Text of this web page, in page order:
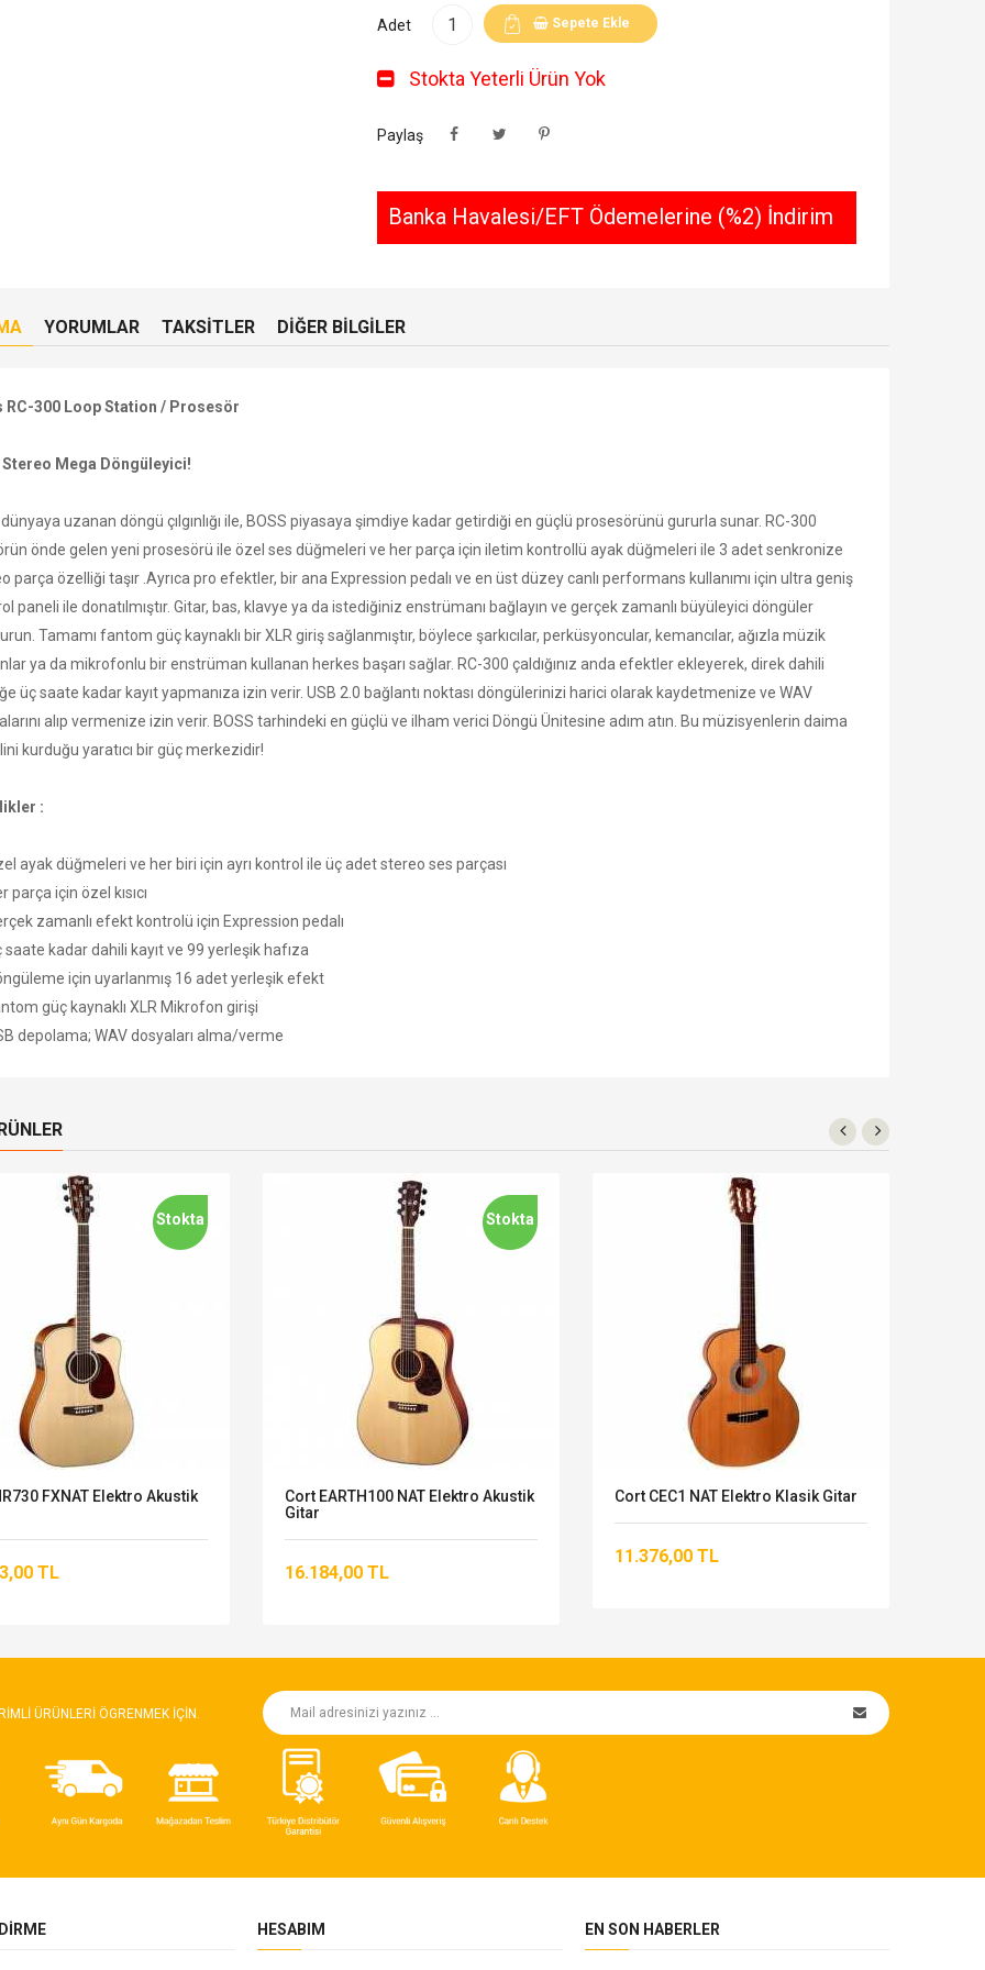
Adet Sepete Ekle
Stokta Yeterli Ürün Yok
Paylaş
Banka Havalesi/EFT Ödemelerine (%2) İndirim
YORUMLAR TAKSITLER DIĞER BILGILER
RC-300 Loop Station / Prosesör
Stereo Mega Döngüleyici!
uzanan döngü çılgınlığı ile, BOSS piyasaya şimdiye kadar getirdiği en güçlü prosesörünü gururla sunar. RC-300
önde gelen yeni prosesörü ile özel ses düğmeleri ve her parça için iletim kontrollü ayak düğmeleri ile 3 adet senkronize
parça özelliği taşır .Ayrıca pro efektler, bir ana Expression pedalı ve en üst düzey canlı performans kullanımı için ultra geniş
paneli ile donatılmıştır. Gitar, bas, klavye ya da istediğiniz enstrümanı bağlayın ve gerçek zamanlı büyüleyici döngüler
Tamamı fantom güç kaynaklı bir XLR giriş sağlanmıştır, böylece şarkıcılar, perküsyoncular, kemancılar, ağızla müzik
ya da mikrofonlu bir enstrüman kullanan herkes başarı sağlar. RC-300 çaldığınız anda efektler ekleyerek, direk dahili
üç saate kadar kayıt yapmanıza izin verir. USB 2.0 bağlantı noktası döngülerinizi harici olarak kaydetmenize ve WAV
alıp vermenize izin verir. BOSS tarhindeki en güçlü ve ilham verici Döngü Ünitesine adım atın. Bu müzisyenlerin daima
kurduğu yaratıcı bir güç merkezidir!
:
ayak düğmeleri ve her biri için ayrı kontrol ile üç adet stereo ses parçası
parça için özel kısıcı
zamanlı efekt kontrolü için Expression pedalı
kadar dahili kayıt ve 99 yerleşik hafıza
için uyarlanmış 16 adet yerleşik efekt
güç kaynaklı XLR Mikrofon girişi
depolama; WAV dosyaları alma/verme
Stokta
FXNAT Elektro Akustik
TL
Stokta
Cort EARTH100 NAT Elektro Akustik
Gitar
16.184,00 TL
Cort CEC1 NAT Elektro Klasik Gitar
11.376,00 TL
ÜRÜNLERI ÖGRENMEK IÇIN.
HESABIM EN SON HABERLER